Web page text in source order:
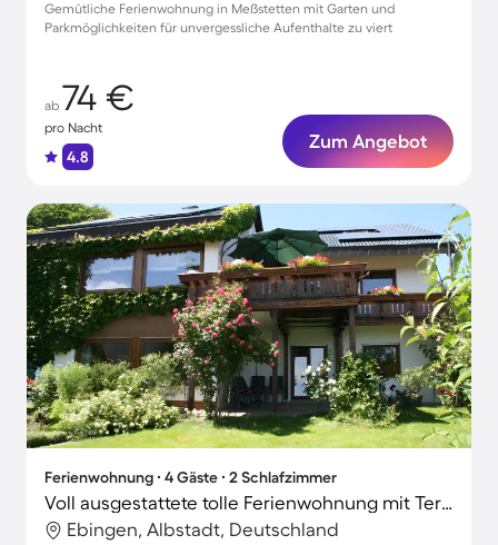
Gemütliche Ferienwohnung in Meßstetten mit Garten und
Parkmöglichkeiten für unvergessliche Aufenthalte zu viert
ab 74 €
pro Nacht
4.8
Zum Angebot
Ferienwohnung ∙ 4 Gäste ∙ 2 Schlafzimmer
Voll ausgestattete tolle Ferienwohnung mit Terrasse, schnellem Internet und Garten | Gartenblick | Haustiere sind willkommen
Ebingen, Albstadt, Deutschland